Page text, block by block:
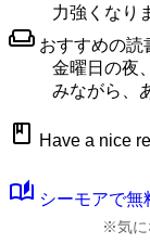
力強くなり
weekend おすすめの読
金曜日の夜
みながら、
book Have a nice
auto_stories シーモアで無
※気に